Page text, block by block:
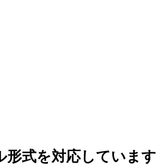
形式を対応しています